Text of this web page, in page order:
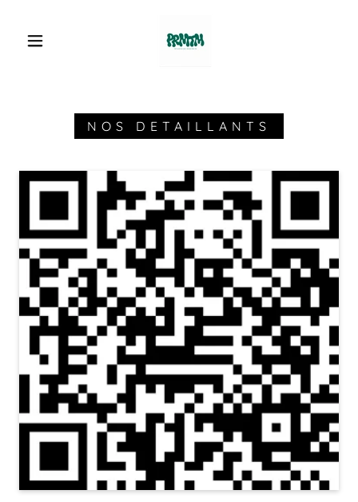
NOS DETAILLANTS